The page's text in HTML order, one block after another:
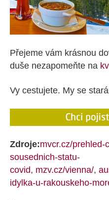
Přejeme vám krásnou
duše nezapomeňte na
Vy cestujete. My se
Zdroje:mvcr.cz/prehled-
sousednich-statu-
covid, mzv.cz/vienna/,
idylka-u-rakouskeho-